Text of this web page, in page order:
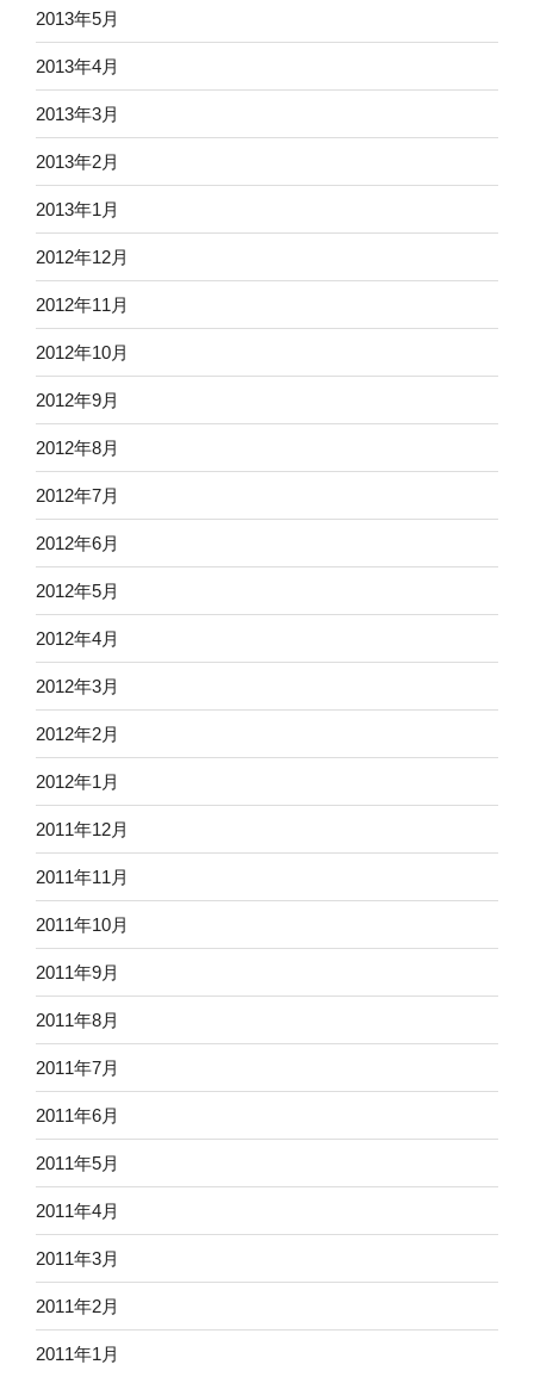
2013年5月
2013年4月
2013年3月
2013年2月
2013年1月
2012年12月
2012年11月
2012年10月
2012年9月
2012年8月
2012年7月
2012年6月
2012年5月
2012年4月
2012年3月
2012年2月
2012年1月
2011年12月
2011年11月
2011年10月
2011年9月
2011年8月
2011年7月
2011年6月
2011年5月
2011年4月
2011年3月
2011年2月
2011年1月